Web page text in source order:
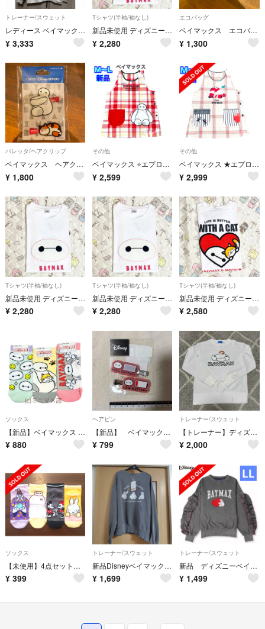
トレーナー/スウェット
レディース ベイマックス フード付きトレーナー 新品 LLサイズ
¥ 3,333
Tシャツ(半袖/袖なし)
新品未使用 ディズニー ピクサー ベイマックス 半袖 Tシャツ カットソー M
¥ 2,280
エコバッグ
ベイマックス エコバッグ カプセルトイ
¥ 1,300
バレッタ/ヘアクリップ
ベイマックス ヘアクリップ ディズニーリゾート
¥ 1,800
その他
ベイマックス ⭐️エプロン★M-L★保育士★チェック ディズニー
¥ 2,599
その他
ベイマックス ★エプロン★M-L★保育士★トイストーリー ディズニー ピンク
¥ 2,999
Tシャツ(半袖/袖なし)
新品未使用 ディズニー ピクサー ベイマックス 半袖 Tシャツ カットソー LL
¥ 2,280
Tシャツ(半袖/袖なし)
新品未使用 ディズニー ピクサー ベイマックス 半袖 Tシャツ カットソー 3L
¥ 2,280
Tシャツ(半袖/袖なし)
新品未使用 ディズニー ピクサー ベイマックス モチ 半袖 Tシャツ サガラ刺繍
¥ 2,580
ソックス
【新品】ベイマックス ディズニー 靴下 ショート丈 3足セット
¥ 880
ヘアピン
【新品】 ベイマックス 前髪ピン 前髪クリップ バッテリー風 かわいい
¥ 799
トレーナー/スウェット
【トレーナー】ディズニーリゾート ベイマックス M
¥ 2,000
ソックス
【未使用】4点セットレディースキャラクターソックスベイマックスミッフィー
¥ 399
トレーナー/スウェット
新品Disneyベイマックス裏起毛トレーナーM
¥ 1,699
トレーナー/スウェット
新品 ディズニーベイマックス トレーナー LLサイズ フリル
¥ 1,499